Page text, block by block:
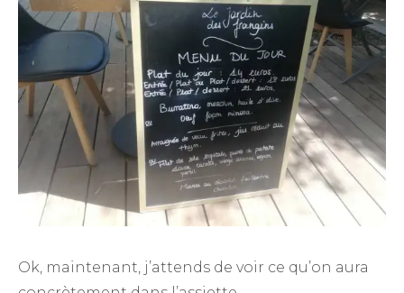
Ok, maintenant, j’attends de voir ce qu’on aura